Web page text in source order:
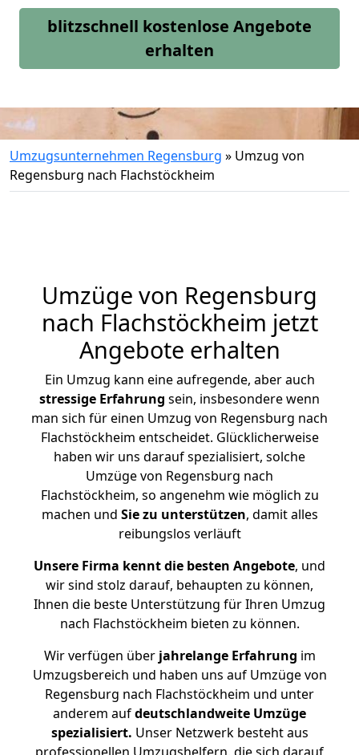
blitzschnell kostenlose Angebote
erhalten
Umzugsunternehmen Regensburg » Umzug von
Regensburg nach Flachstöckheim
Umzüge von Regensburg
nach Flachstöckheim jetzt
Angebote erhalten
Ein Umzug kann eine aufregende, aber auch
stressige Erfahrung sein, insbesondere wenn
man sich für einen Umzug von Regensburg nach
Flachstöckheim entscheidet. Glücklicherweise
haben wir uns darauf spezialisiert, solche
Umzüge von Regensburg nach
Flachstöckheim, so angenehm wie möglich zu
machen und Sie zu unterstützen, damit alles
reibungslos verläuft
Unsere Firma kennt die besten Angebote, und
wir sind stolz darauf, behaupten zu können,
Ihnen die beste Unterstützung für Ihren Umzug
nach Flachstöckheim bieten zu können.
Wir verfügen überjahrelange Erfahrung im
Umzugsbereich und haben uns auf Umzüge von
Regensburg nach Flachstöckheim und unter
anderem aufdeutschlandweite Umzüge
spezialisiert. Unser Netzwerk besteht aus